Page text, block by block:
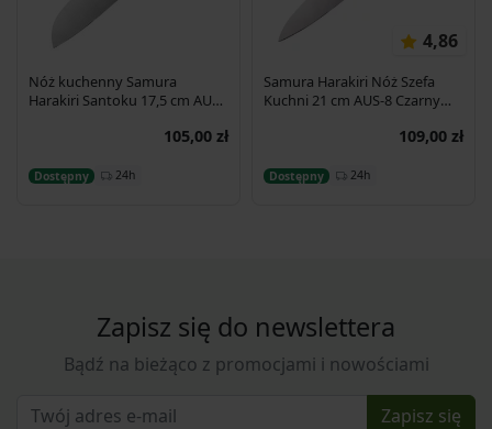
Nóż kuchenny Samura
Harakiri Santoku 17,5 cm AUS-
105,00 zł
Dostępny 24h
Dodaj do koszyka
4,86
Samura Harakiri Nóż Szefa
Kuchni 21 cm AUS-8 Czarny
109,00 zł
Dostępny 24h
Dodaj do koszyka
Zapisz się do newslettera
Bądź na bieżąco z promocjami i nowościami
Zapisz się